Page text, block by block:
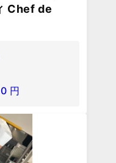
Chef de
円